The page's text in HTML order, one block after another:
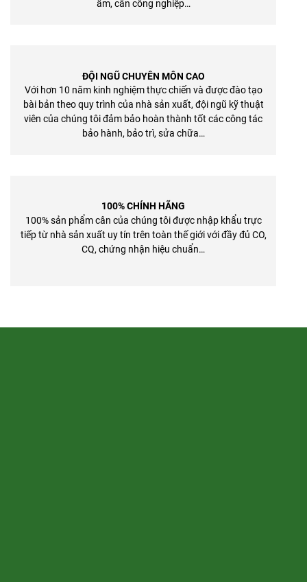
ẩm, cân công nghiệp…
ĐỘI NGŨ CHUYÊN MÔN CAO
Với hơn 10 năm kinh nghiệm thực chiến và được đào tạo
bài bản theo quy trình của nhà sản xuất, đội ngũ kỹ thuật
viên của chúng tôi đảm bảo hoàn thành tốt các công tác
bảo hành, bảo trì, sửa chữa…
100% CHÍNH HÃNG
100% sản phẩm cân của chúng tôi được nhập khẩu trực
tiếp từ nhà sản xuất uy tín trên toàn thế giới với đầy đủ CO,
CQ, chứng nhận hiệu chuẩn…